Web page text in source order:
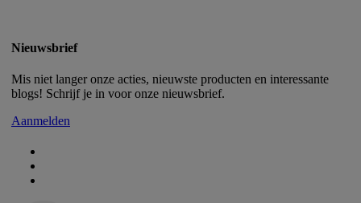
Nieuwsbrief
Mis niet langer onze acties, nieuwste producten en interessante
blogs! Schrijf je in voor onze nieuwsbrief.
Aanmelden